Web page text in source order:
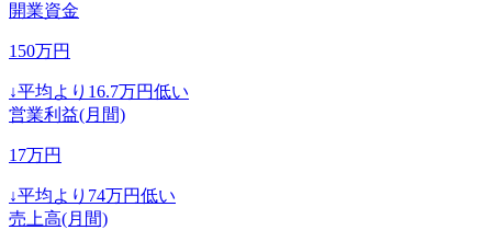
開業資金
150万円
↓平均より 16.7万円低い
営業利益(月間)
17万円
↓平均より 74万円低い
売上高(月間)